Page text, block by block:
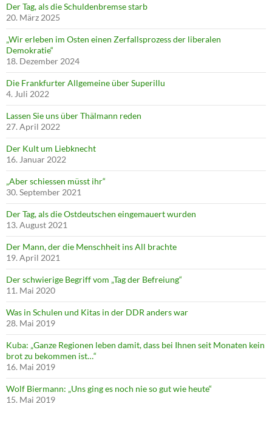
Der Tag, als die Schuldenbremse starb
20. März 2025
„Wir erleben im Osten einen Zerfallsprozess der liberalen
Demokratie“
18. Dezember 2024
Die Frankfurter Allgemeine über Superillu
4. Juli 2022
Lassen Sie uns über Thälmann reden
27. April 2022
Der Kult um Liebknecht
16. Januar 2022
„Aber schiessen müsst ihr“
30. September 2021
Der Tag, als die Ostdeutschen eingemauert wurden
13. August 2021
Der Mann, der die Menschheit ins All brachte
19. April 2021
Der schwierige Begriff vom „Tag der Befreiung“
11. Mai 2020
Was in Schulen und Kitas in der DDR anders war
28. Mai 2019
Kuba: „Ganze Regionen leben damit, dass bei Ihnen seit Monaten kein
brot zu bekommen ist…“
16. Mai 2019
Wolf Biermann: „Uns ging es noch nie so gut wie heute“
15. Mai 2019